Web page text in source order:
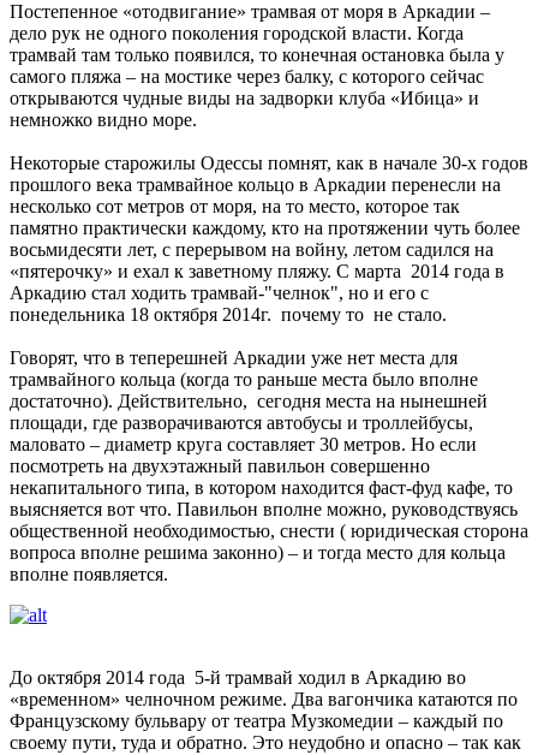
Постепенное «отодвигание» трамвая от моря в Аркадии –
дело рук не одного поколения городской власти. Когда
трамвай там только появился, то конечная остановка была у
самого пляжа – на мостике через балку, с которого сейчас
открываются чудные виды на задворки клуба «Ибица» и
немножко видно море.
Некоторые старожилы Одессы помнят, как в начале 30-х годов
прошлого века трамвайное кольцо в Аркадии перенесли на
несколько сот метров от моря, на то место, которое так
памятно практически каждому, кто на протяжении чуть более
восьмидесяти лет, с перерывом на войну, летом садился на
«пятерочку» и ехал к заветному пляжу. С марта 2014 года в
Аркадию стал ходить трамвай-"челнок", но и его с
понедельника 18 октября 2014г. почему то не стало.
Говорят, что в теперешней Аркадии уже нет места для
трамвайного кольца (когда то раньше места было вполне
достаточно). Действительно, сегодня места на нынешней
площади, где разворачиваются автобусы и троллейбусы,
маловато – диаметр круга составляет 30 метров. Но если
посмотреть на двухэтажный павильон совершенно
некапитального типа, в котором находится фаст-фуд кафе, то
выясняется вот что. Павильон вполне можно, руководствуясь
общественной необходимостью, снести ( юридическая сторона
вопроса вполне решима законно) – и тогда место для кольца
вполне появляется.
До октября 2014 года 5-й трамвай ходил в Аркадию во
«временном» челночном режиме. Два вагончика катаются по
Французскому бульвару от театра Музкомедии – каждый по
своему пути, туда и обратно. Это неудобно и опасно – так как